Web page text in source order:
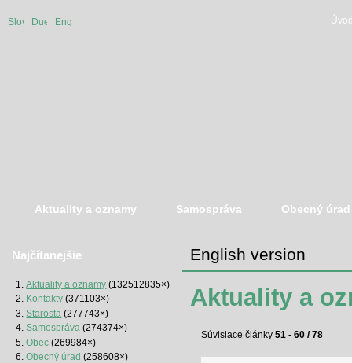
SlovenskáDuetsche
English
Aktuality a oznamy Samospráva Obecný úrad
Najčítanejšie
Aktuality a oznamy (132512835×)
Kontakty (371103×)
Starosta (277743×)
Samospráva (274374×)
Obec (269984×)
Obecný úrad (258608×)
English version
Aktuality a
Súvisiace články 51 - 60 / 78